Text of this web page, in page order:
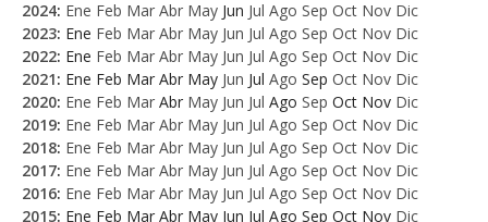
2024: Ene Feb Mar Abr May Jun Jul Ago Sep Oct Nov Dic
2023: Ene Feb Mar Abr May Jun Jul Ago Sep Oct Nov Dic
2022: Ene Feb Mar Abr May Jun Jul Ago Sep Oct Nov Dic
2021: Ene Feb Mar Abr May Jun Jul Ago Sep Oct Nov Dic
2020: Ene Feb Mar Abr May Jun Jul Ago Sep Oct Nov Dic
2019: Ene Feb Mar Abr May Jun Jul Ago Sep Oct Nov Dic
2018: Ene Feb Mar Abr May Jun Jul Ago Sep Oct Nov Dic
2017: Ene Feb Mar Abr May Jun Jul Ago Sep Oct Nov Dic
2016: Ene Feb Mar Abr May Jun Jul Ago Sep Oct Nov Dic
2015: Ene Feb Mar Abr May Jun Jul Ago Sep Oct Nov Dic